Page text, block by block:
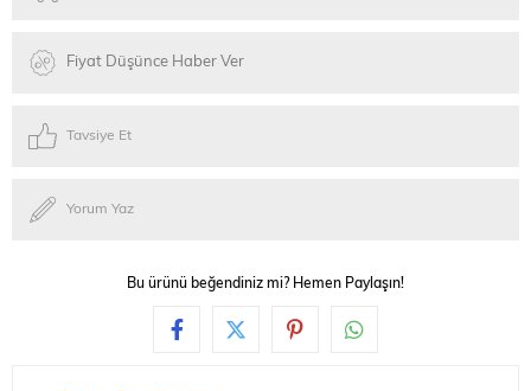
Fiyat Düşünce Haber Ver
Tavsiye Et
Yorum Yaz
Bu ürünü beğendiniz mi? Hemen Paylaşın!